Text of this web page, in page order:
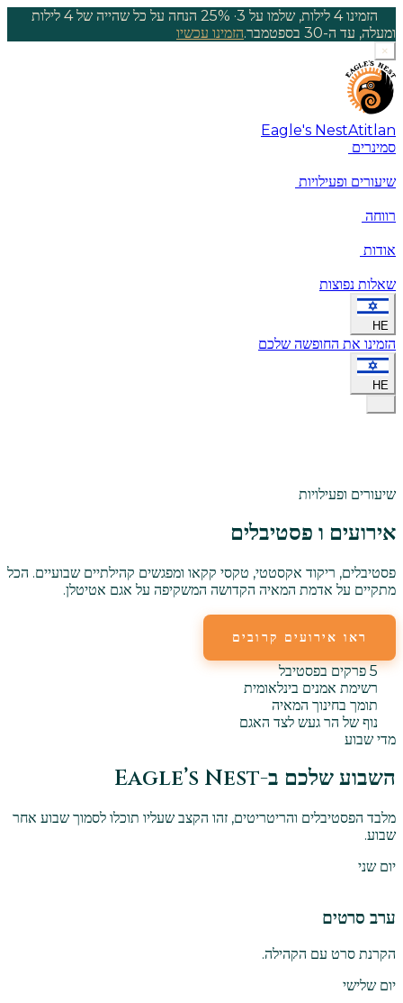
הזמינו 4 לילות, שלמו על 3 ·
25% הנחה על כל שהייה של 4 לילות
ומעלה, עד ה-30 בספטמבר.
הזמינו עכשיו
×
Eagle's NestAtitlan
סמינרים
שיעורים ופעילויות
רווחה
אודות
שאלות נפוצות
HE
הזמינו את החופשה שלכם
HE
שיעורים ופעילויות
אירועים ו פסטיבלים
פסטיבלים, ריקוד אקסטטי, טקסי קקאו ומפגשים קהילתיים שבועיים. הכל
מתקיים על אדמת המאיה הקדושה המשקיפה על אגם אטיטלן.
ראו אירועים קרובים
5 פרקים בפסטיבל
רשימת אמנים בינלאומית
תומך בחינוך המאיה
נוף של הר געש לצד האגם
מדי שבוע
השבוע שלכם ב-Eagle’s Nest
מלבד הפסטיבלים והריטריטים, זהו הקצב שעליו תוכלו לסמוך שבוע אחר
שבוע.
יום שני
ערב סרטים
הקרנת סרט עם הקהילה.
יום שלישי